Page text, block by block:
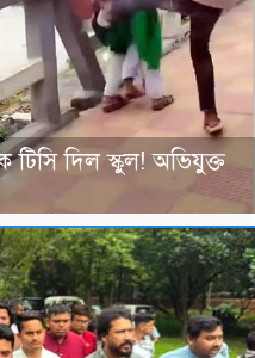
টিসি দিল স্কুল! অভিযুক্ত